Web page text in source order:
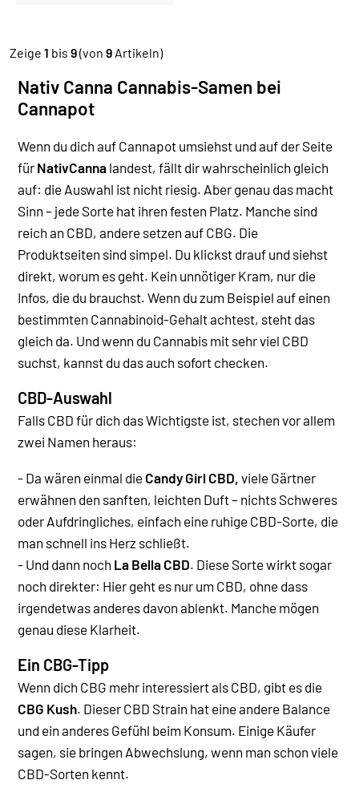
Zeige 1 bis 9(von 9 Artikeln)
Nativ Canna Cannabis-Samen bei
Cannapot
Wenn du dich auf Cannapot umsiehst und auf der Seite
für NativCanna landest, fällt dir wahrscheinlich gleich
auf: die Auswahl ist nicht riesig. Aber genau das macht
Sinn – jede Sorte hat ihren festen Platz. Manche sind
reich an CBD, andere setzen auf CBG. Die
Produktseiten sind simpel. Du klickst drauf und siehst
direkt, worum es geht. Kein unnötiger Kram, nur die
Infos, die du brauchst. Wenn du zum Beispiel auf einen
bestimmten Cannabinoid-Gehalt achtest, steht das
gleich da. Und wenn du Cannabis mit sehr viel CBD
suchst, kannst du das auch sofort checken.
CBD-Auswahl
Falls CBD für dich das Wichtigste ist, stechen vor allem
zwei Namen heraus:
- Da wären einmal die Candy Girl CBD, viele Gärtner
erwähnen den sanften, leichten Duft – nichts Schweres
oder Aufdringliches, einfach eine ruhige CBD-Sorte, die
man schnell ins Herz schließt.
- Und dann noch La Bella CBD. Diese Sorte wirkt sogar
noch direkter: Hier geht es nur um CBD, ohne dass
irgendetwas anderes davon ablenkt. Manche mögen
genau diese Klarheit.
Ein CBG-Tipp
Wenn dich CBG mehr interessiert als CBD, gibt es die
CBG Kush. Dieser CBD Strain hat eine andere Balance
und ein anderes Gefühl beim Konsum. Einige Käufer
sagen, sie bringen Abwechslung, wenn man schon viele
CBD-Sorten kennt.